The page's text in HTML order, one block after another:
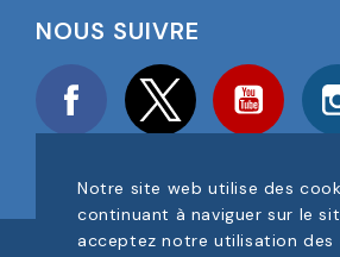
NOUS SUIVRE
Facebook Twitter
Notre site web utilise des
continuant à naviguer sur le
acceptez notre utilisation des